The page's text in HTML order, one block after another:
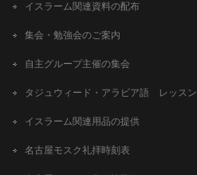
イスラーム関連資料の配布
集会・勉強会のご案内
自主グループ主催の集会
タジュウィード・アラビア語 レッスン
イスラーム関連用品の提供
名古屋モスク礼拝時刻表